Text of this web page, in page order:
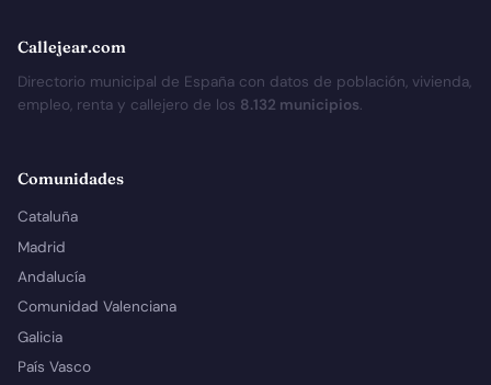
Callejear.com
Directorio municipal de España con datos de población, vivienda,
empleo, renta y callejero de los 8.132 municipios.
Comunidades
Cataluña
Madrid
Andalucía
Comunidad Valenciana
Galicia
País Vasco